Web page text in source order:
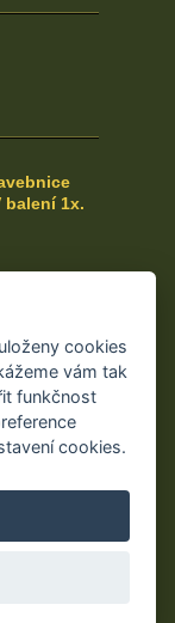
balení 1x.
cookies
vám tak
funkčnost
cookies.